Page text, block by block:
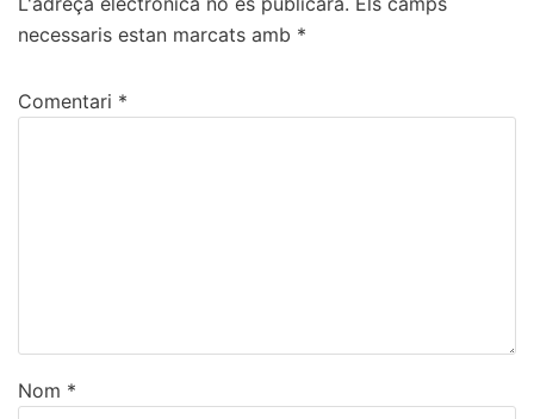
necessaris estan marcats amb *
Comentari *
Nom *